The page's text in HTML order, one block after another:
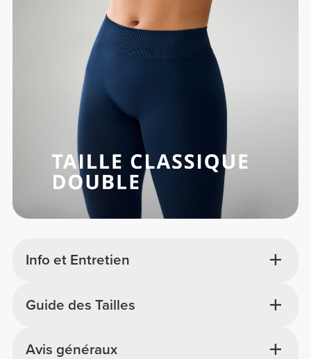
Info et Entretien
Avis généraux
Guide des Tailles